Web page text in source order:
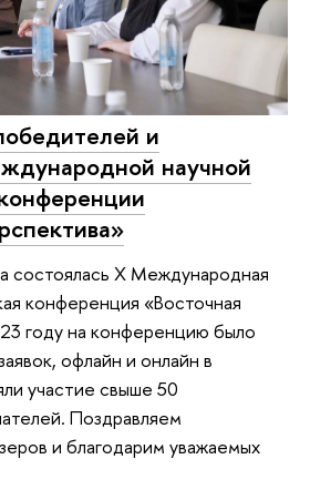
и
научной
состоялась X Международная
конференция «Восточная
году на конференцию было
офлайн и онлайн в
участие свыше 50
Поздравляем
и благодарим уважаемых